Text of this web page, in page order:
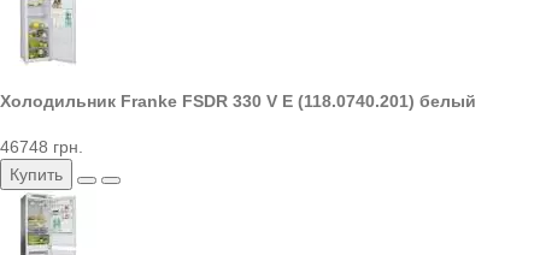
Холодильник Franke FSDR 330 V E (118.0740.201) белый
46748 грн.
Купить